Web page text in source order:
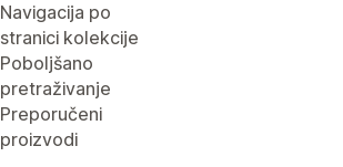
Navigacija po
stranici kolekcije
Poboljšano
pretraživanje
Preporučeni
proizvodi